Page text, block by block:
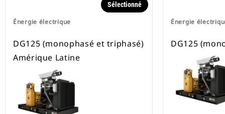
Énergie électrique
Sélectionné
DG125 (monophasé et triphasé)
Amérique Latine
Énergie
DG125